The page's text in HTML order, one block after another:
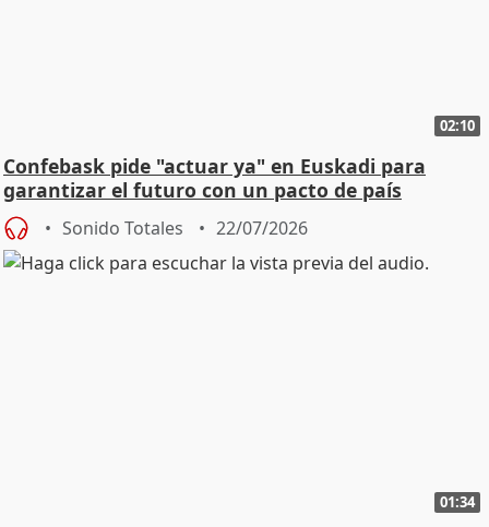
02:10
Confebask pide "actuar ya" en Euskadi para
garantizar el futuro con un pacto de país
Sonido Totales 22/07/2026
01:34